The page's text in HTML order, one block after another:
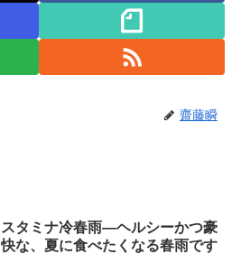
齋藤瞬
スタミナ冷春雨―ヘルシーかつ豪
快な、夏に食べたくなる春雨です